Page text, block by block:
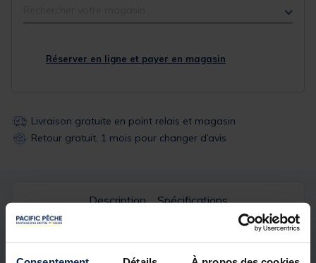
Réserver en ligne et payer en magasin
Livraison gratuite en point relais et magasin
Retour gratuit, 1 mois pour changer d’avis
Description Spécifications
Description & détails